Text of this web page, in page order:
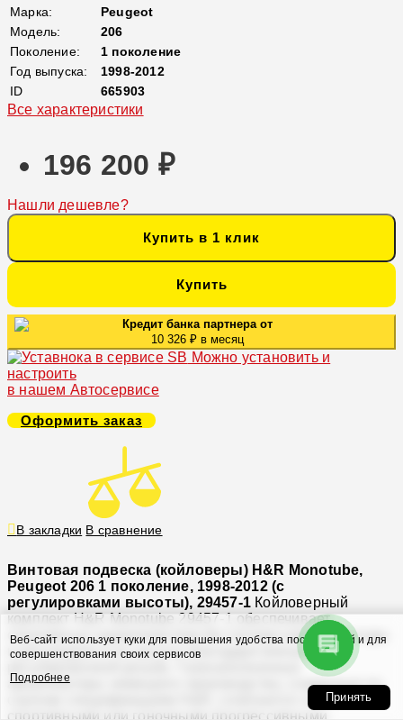
Марка:
Peugeot
Модель:
206
Поколение:
1 поколение
Год выпуска:
1998-2012
ID
665903
Все характеристики
196 200 ₽
Нашли дешевле?
Купить в 1 клик
Купить
Кредит банка партнера от
10 326 ₽ в месяц
Можно установить и
настроить
в нашем Автосервисе
Оформить заказ
В закладки В сравнение
Винтовая подвеска (койловеры) H&R Monotube,
Peugeot 206 1 поколение, 1998-2012 (с
регулировками высоты), 29457-1 Койловерный
комплект H&R Monotube 29457-1 обеспечивает
спортивные характеристики без потери комфорта езды
и регулируется по высоте благодаря внешней
амортизаторы немецкого производства, созданные по
спортивными или гоночными прогрессивными
Веб-сайт использует куки для повышения удобства посетителей и для
совершенствования своих сервисов
Подробнее
Принять